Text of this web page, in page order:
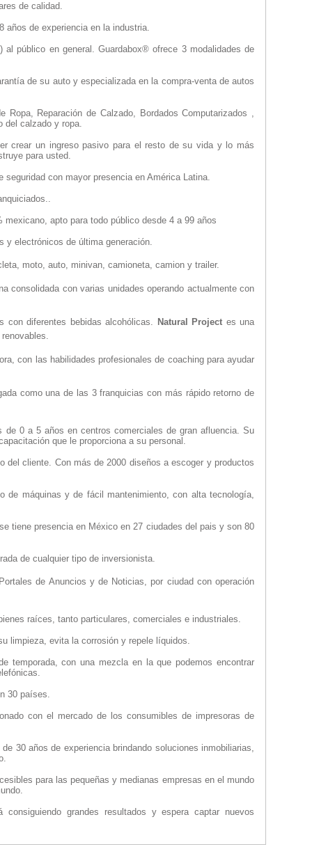
de calidad.
años de experiencia en la industria.
público en general. Guardabox® ofrece 3 modalidades de
de su auto y especializada en la compra-venta de autos
Reparación de Calzado, Bordados Computarizados ,
del calzado y ropa.
crear un ingreso pasivo para el resto de su vida y lo más
para usted.
con mayor presencia en América Latina.
apto para todo público desde 4 a 99 años
y electrónicos de última generación.
moto, auto, minivan, camioneta, camion y trailer.
consolidada con varias unidades operando actualmente con
con diferentes bebidas alcohólicas. Natural Project es una
con las habilidades profesionales de coaching para ayudar
como una de las 3 franquicias con más rápido retorno de
de 0 a 5 años en centros comerciales de gran afluencia. Su
que le proporciona a su personal.
cliente. Con más de 2000 diseños a escoger y productos
de máquinas y de fácil mantenimiento, con alta tecnología,
tiene presencia en México en 27 ciudades del pais y son 80
de cualquier tipo de inversionista.
de Anuncios y de Noticias, por ciudad con operación
raíces, tanto particulares, comerciales e industriales.
limpieza, evita la corrosión y repele líquidos.
temporada, con una mezcla en la que podemos encontrar
30 países.
con el mercado de los consumibles de impresoras de
30 años de experiencia brindando soluciones inmobiliarias,
para las pequeñas y medianas empresas en el mundo
grandes resultados y espera captar nuevos